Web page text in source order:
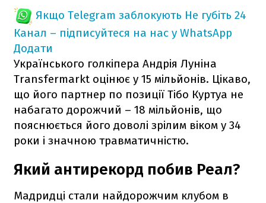
Якщо Telegram заблокують Не губіть 24
Канал – підписуйтеся на нас у WhatsApp
Додати
Українського голкіпера Андрія Луніна
Transfermarkt оцінює у 15 мільйонів. Цікаво,
що його партнер по позиції Тібо Куртуа не
набагато дорожчий – 18 мільйонів, що
пояснюється його доволі зрілим віком у 34
роки і значною травматичністю.
Який антирекорд побив Реал?
Мадридці стали найдорожчим клубом в